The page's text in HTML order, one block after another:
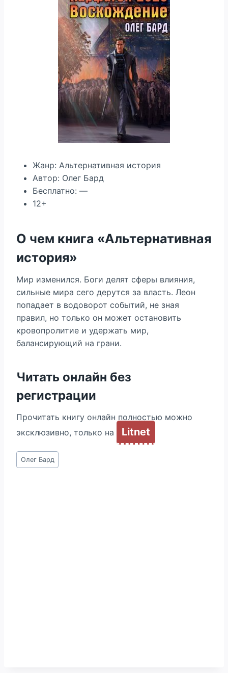
Жанр: Альтернативная история
Автор: Олег Бард
Бесплатно: —
12+
О чем книга «Альтернативная
история»
Мир изменился. Боги делят сферы влияния,
сильные мира сего дерутся за власть. Леон
попадает в водоворот событий, не зная
правил, но только он может остановить
кровопролитие и удержать мир,
балансирующий на грани.
Читать онлайн без
регистрации
Прочитать книгу онлайн полностью можно
эксклюзивно, только на
Litnet
Метки
записи:
Олег Бард